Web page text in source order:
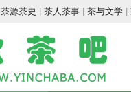
茶源茶史 茶人茶事 茶与文学